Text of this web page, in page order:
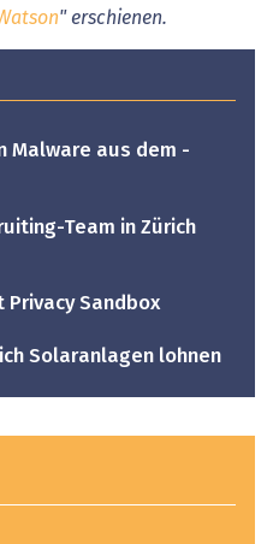
" erschienen.
Malware aus dem
Team in Zürich
Sandbox
Solaranlagen lohnen